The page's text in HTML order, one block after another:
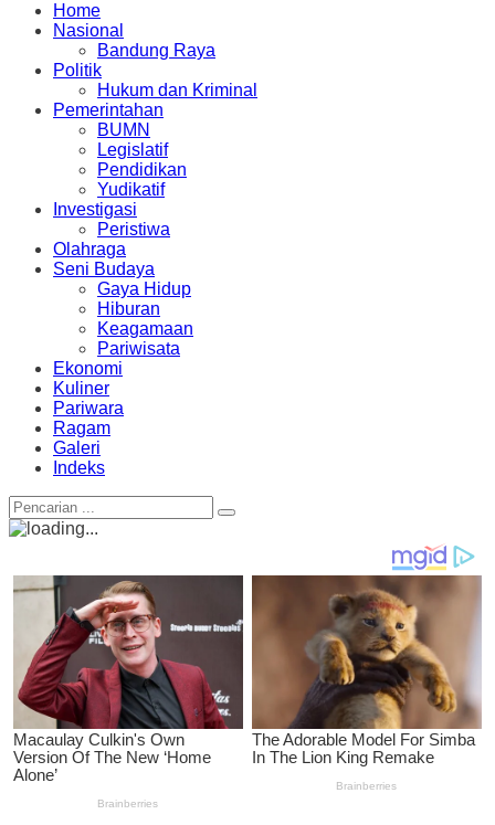
Home
Nasional
Bandung Raya
Politik
Hukum dan Kriminal
Pemerintahan
BUMN
Legislatif
Pendidikan
Yudikatif
Investigasi
Peristiwa
Olahraga
Seni Budaya
Gaya Hidup
Hiburan
Keagamaan
Pariwisata
Ekonomi
Kuliner
Pariwara
Ragam
Galeri
Indeks